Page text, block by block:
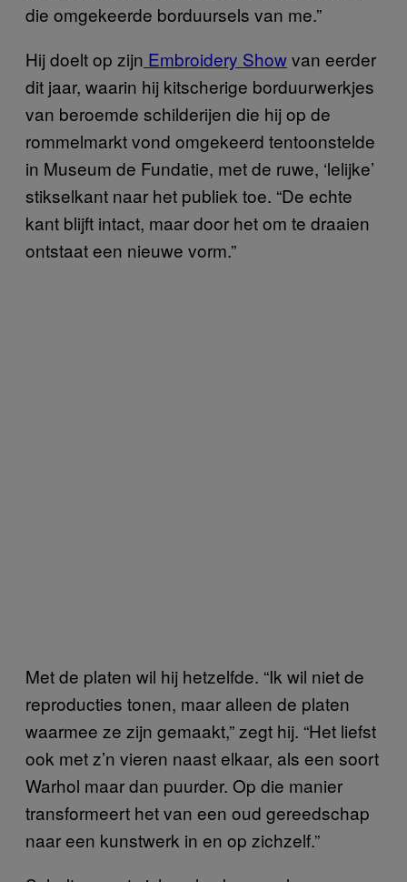
die omgekeerde borduursels van me.”
Hij doelt op zijn Embroidery Showvan eerder
dit jaar, waarin hij kitscherige borduurwerkjes
van beroemde schilderijen die hij op de
rommelmarkt vond omgekeerd tentoonstelde
in Museum de Fundatie, met de ruwe, ‘lelijke’
stikselkant naar het publiek toe. “De echte
kant blijft intact, maar door het om te draaien
ontstaat een nieuwe vorm.”
Met de platen wil hij hetzelfde. “Ik wil niet de
reproducties tonen, maar alleen de platen
waarmee ze zijn gemaakt,” zegt hij. “Het liefst
ook met z’n vieren naast elkaar, als een soort
Warhol maar dan puurder. Op die manier
transformeert het van een oud gereedschap
naar een kunstwerk in en op zichzelf.”